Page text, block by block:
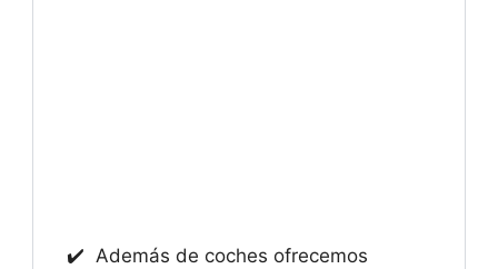
✔️ Además de coches ofrecemos